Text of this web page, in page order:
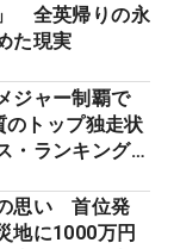
全英帰りの永
た現実
ジャー制覇で
トップ独走状
・ランキング番
思い 首位発
地に1000万円